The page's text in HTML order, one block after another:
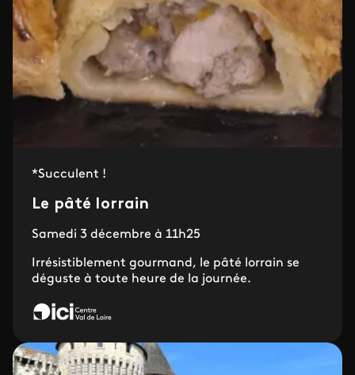
*Succulent !
Le pâté lorrain
Samedi 3 décembre à 11h25
Irrésistiblement gourmand, le pâté lorrain se
déguste à toute heure de la journée.